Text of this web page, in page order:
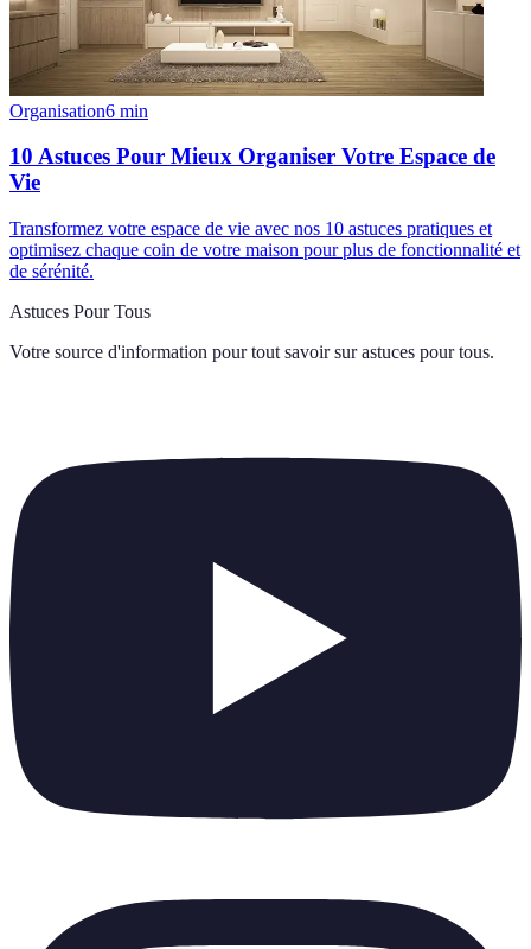
Organisation6 min
10 Astuces Pour Mieux Organiser Votre Espace de
Vie
Transformez votre espace de vie avec nos 10 astuces pratiques et
optimisez chaque coin de votre maison pour plus de fonctionnalité et
de sérénité.
Astuces Pour Tous
Votre source d'information pour tout savoir sur astuces pour tous.